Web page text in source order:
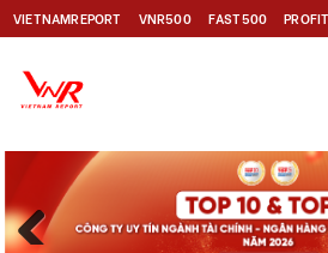
VIETNAMREPORT VNR500 FAST500